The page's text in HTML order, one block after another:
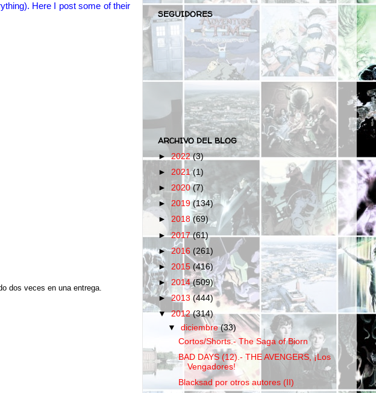
Here I post some of their
dos veces en una entrega.
SEGUIDORES
ARCHIVO DEL BLOG
►2022(3)
► 2021(1)
► 2020(7)
► 2019(134)
► 2018(69)
►2017(61)
►2016 (261)
► 2015 (416)
► 2014(509)
►2013 (444)
▼2012(314)
▼diciembre(33)
Cortos/Shorts.- The Saga of Biorn
BAD DAYS (12).- THE AVENGERS, ¡Los
Vengadores!
Blacksad por otros autores (II)